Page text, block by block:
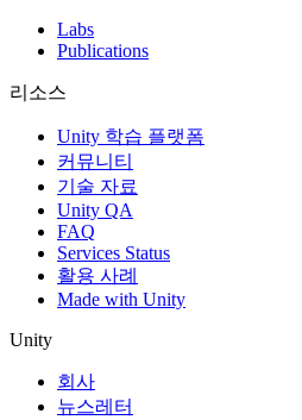
Labs
Publications
리소스
Unity 학습 플랫폼
커뮤니티
기술 자료
Unity QA
FAQ
Services Status
활용 사례
Made with Unity
Unity
회사
뉴스레터